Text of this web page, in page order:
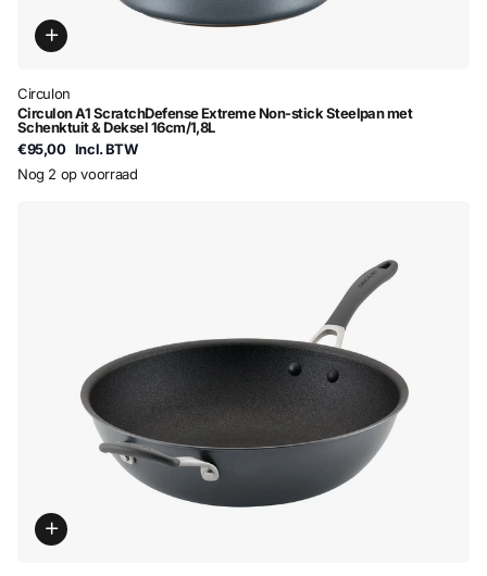
Circulon
Circulon A1 ScratchDefense Extreme Non-stick Steelpan met
Schenktuit & Deksel 16cm/1,8L
€95,00 Incl. BTW
Nog 2 op voorraad